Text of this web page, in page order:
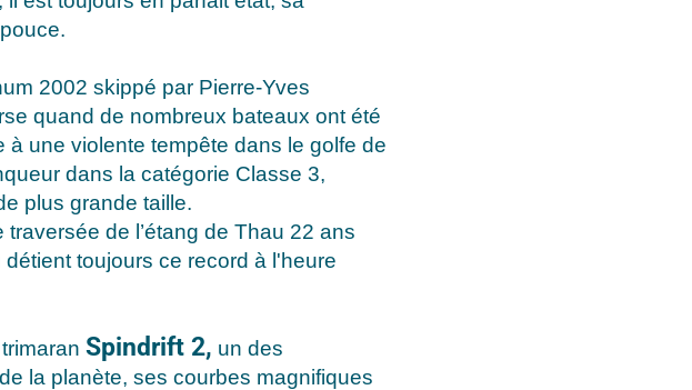
2002 skippé par Pierre-Yves
quand de nombreux bateaux ont été
à une violente tempête dans le golfe de
dans la catégorie Classe 3,
plus grande taille.
de l’étang de Thau 22 ans
toujours ce record à l'heure
Spindrift 2, un des
la planète, ses courbes magnifiques